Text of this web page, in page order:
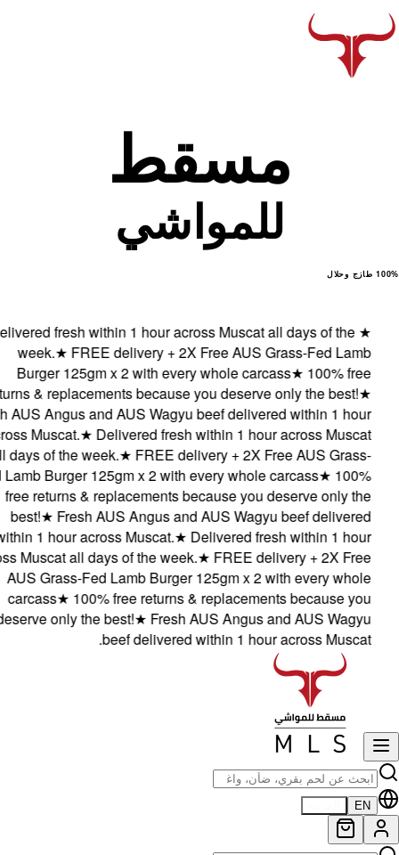
مسقط
للمواشي
Delivered fresh within 1 hour across Muscat all days of the
week.★FREE delivery + 2X Free AUS Grass-Fed Lamb
Burger 125gm x 2 with every whole carcass ★100% free
returns & replacements because you deserve only the best!
AUS Angus and AUS Wagyu beef delivered within 1 hour
across Muscat.★Delivered fresh within 1 hour across Muscat
all days of the week.★FREE delivery + 2X Free AUS Grass-
Lamb Burger 125gm x 2 with every whole carcass ★100%
free returns & replacements because you deserve only the
best!★Fresh AUS Angus and AUS Wagyu beef delivered
within 1 hour across Muscat.★Delivered fresh within 1 hour
Muscat all days of the week.★FREE delivery + 2X Free
AUS Grass-Fed Lamb Burger 125gm x 2 with every whole
carcass ★100% free returns & replacements because you
deserve only the best!★Fresh AUS Angus and AUS Wagyu
beef delivered within 1 hour across Muscat.
EN العربية